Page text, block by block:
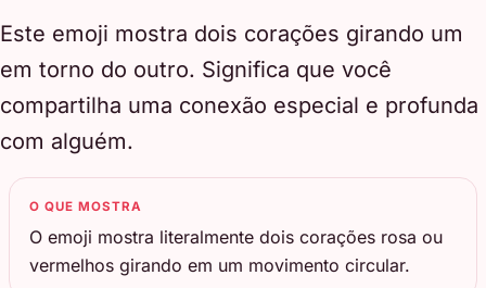
Este emoji mostra dois corações girando um
em torno do outro. Significa que você
compartilha uma conexão especial e profunda
com alguém.
O QUE MOSTRA
O emoji mostra literalmente dois corações rosa ou
vermelhos girando em um movimento circular.